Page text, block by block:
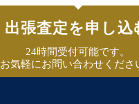
出張査定を申し込
24時間受付可能です。
お気軽にお問い合わせくださ